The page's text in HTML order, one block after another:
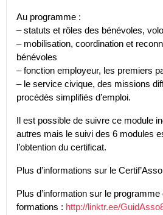
Au programme :
– statuts et rôles des bénévoles,
– mobilisation, coordination et
bénévoles
– fonction employeur, les premiers
– le service civique, des missions
procédés simplifiés d’emploi.
Il est possible de suivre ce module
autres mais le suivi des 6 modules
l’obtention du certificat.
Plus d’informations sur le
Plus d’information sur le programme
formations : http://linktr.ee/